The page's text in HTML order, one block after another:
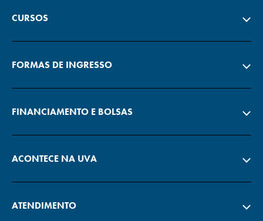
CURSOS
FORMAS DE INGRESSO
FINANCIAMENTO E BOLSAS
ACONTECE NA UVA
ATENDIMENTO